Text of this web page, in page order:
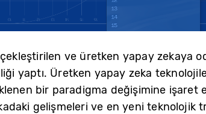
ve üretken yapay zekaya
yaptı. Üretken yapay zeka
bir paradigma değişimine işaret
gelişmeleri ve en yeni teknolojik